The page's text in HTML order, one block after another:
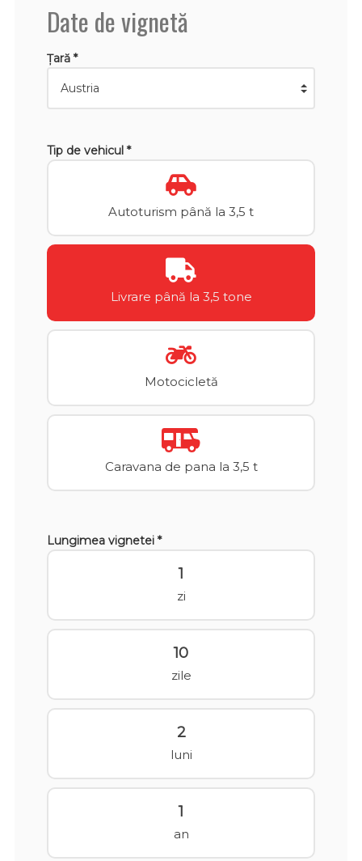
Date de vignetă
Țară *
Tip de vehicul *
Autoturism până la 3,5 t
Livrare până la 3,5 tone
Motocicletă
Caravana de pana la 3,5 t
Lungimea vignetei *
1
zi
10
zile
2
luni
1
an